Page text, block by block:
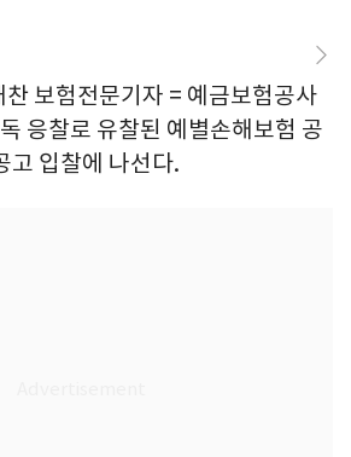
보험전문기자 = 예금보험공사
응찰로 유찰된 예별손해보험 공
고 입찰에 나선다.